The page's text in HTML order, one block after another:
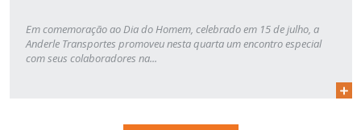
Em comemoração ao Dia do Homem, celebrado em 15 de julho, a
Anderle Transportes promoveu nesta quarta um encontro especial
com seus colaboradores na...